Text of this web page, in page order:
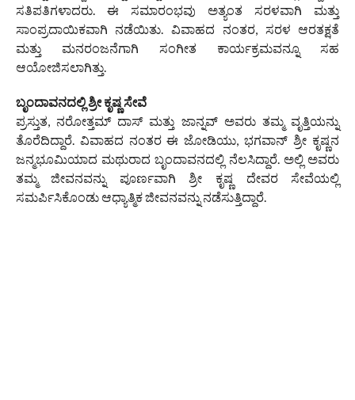
ಸತಿಪತಿಗಳಾದರು. ಈ ಸಮಾರಂಭವು ಅತ್ಯಂತ ಸರಳವಾಗಿ ಮತ್ತು
ಸಾಂಪ್ರದಾಯಿಕವಾಗಿ ನಡೆಯಿತು. ವಿವಾಹದ ನಂತರ, ಸರಳ ಆರತಕ್ಷತೆ
ಮತ್ತು ಮನರಂಜನೆಗಾಗಿ ಸಂಗೀತ ಕಾರ್ಯಕ್ರಮವನ್ನೂ ಸಹ
ಆಯೋಜಿಸಲಾಗಿತ್ತು.
ಬೃಂದಾವನದಲ್ಲಿ ಶ್ರೀ ಕೃಷ್ಣ ಸೇವೆ
ಪ್ರಸ್ತುತ, ನರೋತ್ತಮ್ ದಾಸ್ ಮತ್ತು ಜಾನ್ನವ್ ಅವರು ತಮ್ಮ ವೃತ್ತಿಯನ್ನು
ತೊರೆದಿದ್ದಾರೆ. ವಿವಾಹದ ನಂತರ ಈ ಜೋಡಿಯು, ಭಗವಾನ್ ಶ್ರೀ ಕೃಷ್ಣನ
ಜನ್ಮಭೂಮಿಯಾದ ಮಥುರಾದ ಬೃಂದಾವನದಲ್ಲಿ ನೆಲಸಿದ್ದಾರೆ. ಅಲ್ಲಿ ಅವರು
ತಮ್ಮ ಜೀವನವನ್ನು ಪೂರ್ಣವಾಗಿ ಶ್ರೀ ಕೃಷ್ಣ ದೇವರ ಸೇವೆಯಲ್ಲಿ
ಸಮರ್ಪಿಸಿಕೊಂಡು ಆಧ್ಯಾತ್ಮಿಕ ಜೀವನವನ್ನು ನಡೆಸುತ್ತಿದ್ದಾರೆ.